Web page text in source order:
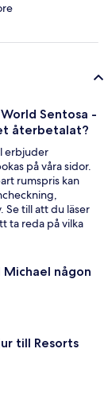
Sentosa -
återbetalat?
erbjuder
på våra sidor.
rumspris kan
till att du läser
ta reda på vilka
Michael någon
till Resorts